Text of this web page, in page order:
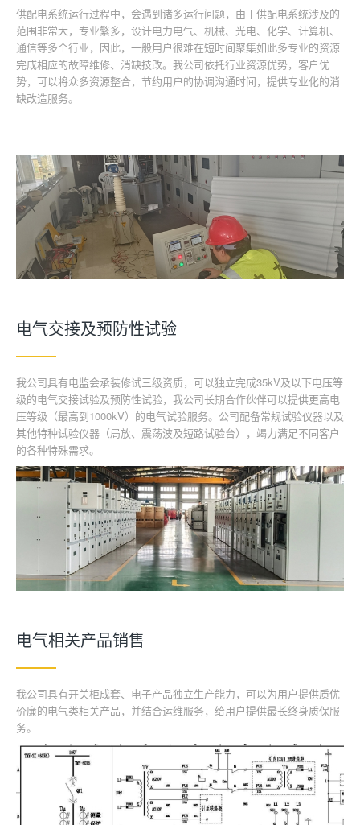
供配电系统运行过程中，会遇到诸多运行问题，由于供配电系统涉及的
范围非常大，专业繁多，设计电力电气、机械、光电、化学、计算机、
通信等多个行业，因此，一般用户很难在短时间聚集如此多专业的资源
完成相应的故障维修、消缺技改。我公司依托行业资源优势，客户优
势，可以将众多资源整合，节约用户的协调沟通时间，提供专业化的消
缺改造服务。
电气交接及预防性试验
我公司具有电监会承装修试三级资质，可以独立完成35kV及以下电压等
级的电气交接试验及预防性试验，我公司长期合作伙伴可以提供更高电
压等级（最高到1000kV）的电气试验服务。公司配备常规试验仪器以及
其他特种试验仪器（局放、震荡波及短路试验台），竭力满足不同客户
的各种特殊需求。
电气相关产品销售
我公司具有开关柜成套、电子产品独立生产能力，可以为用户提供质优
价廉的电气类相关产品，并结合运维服务，给用户提供最长终身质保服
务。